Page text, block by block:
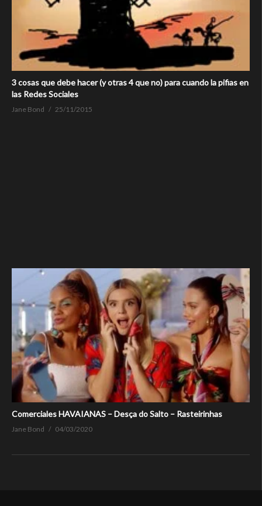
3 cosas que debe hacer (y otras 4 que no) para cuando la pifias en
las Redes Sociales
Jane Bond 25/11/2015
Comerciales HAVAIANAS – Desça do Salto – Rasteirinhas
Jane Bond 04/03/2020